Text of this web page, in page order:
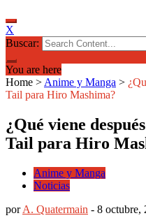
X
Buscar:
You are here
Home > Anime y Manga >
Tail para Hiro Mashima?
¿Qué viene
Tail para Hiro
Anime y Manga
Noticias
porA. Quatermain - 8 octubre,